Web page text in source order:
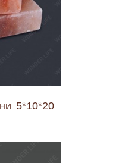
5*10*20